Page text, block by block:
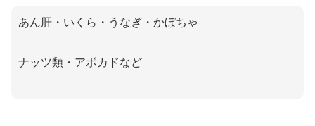
あん肝・いくら・うなぎ・かぼちゃ
ナッツ類・アボカドなど